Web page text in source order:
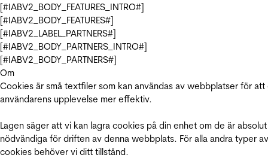
[#IABV2_BODY_FEATURES_INTRO#]
[#IABV2_BODY_FEATURES#]
[#IABV2_LABEL_PARTNERS#]
[#IABV2_BODY_PARTNERS_INTRO#]
[#IABV2_BODY_PARTNERS#]
Om
Cookies är små textfiler som kan användas av webbplatser för att
användarens upplevelse mer effektiv.
Lagen säger att vi kan lagra cookies på din enhet om de är absolut
nödvändiga för driften av denna webbplats. För alla andra typer av
cookies behöver vi ditt tillstånd.